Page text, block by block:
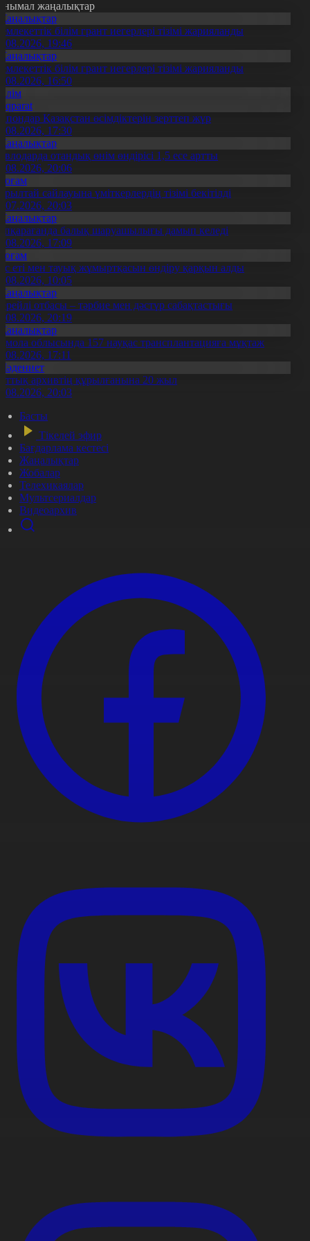
жаңалықтар
білім грант иегерлері тізімі жарияланды
19:46
білім грант иегерлері тізімі жарияланды
16:50
Қазақстан өсімдіктерін зерттеп жүр
17:30
отандық өнім өндірісі 1,5 есе артты
20:06
сайлауына үміткерлердің тізімі бекітілді
20:03
балық шаруашылығы дамып келеді
17:09
еті мен тауық жұмыртқасын өндіру қарқын алды
10:05
отбасы – тәрбие мен дәстүр сабақтастығы
20:19
облысында 157 науқас трансплантацияға мұқтаж
17:11
архивтің құрылғанына 20 жыл
20:03
Басты
Тікелей эфир
Бағдарлама кестесі
Жаңалықтар
Жобалар
Телехикаялар
Мультсериалдар
Видеоархив